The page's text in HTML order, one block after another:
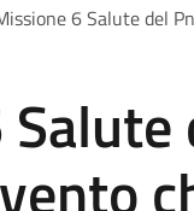
6 Salute del